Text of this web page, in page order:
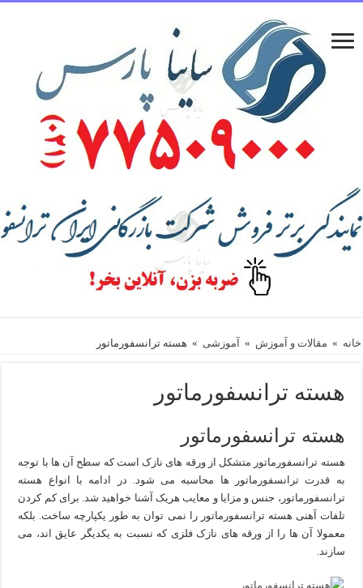
خانه » مقالات و آموزش » آموزشی » هسته ترانسفورماتور
هسته ترانسفورماتور
هسته ترانسفورماتور
هسته ترانسفورماتور متشکل از ورقه های نازک است که سطح آن ها با توجه
به قدرت ترانسفورماتور ها محاسبه می شود. در ادامه با انواع هسته
ترانسفورماتور، جنس و مزایا و معایب هریک آشنا خواهید شد. برای کم کردن
تلفات آهنی هسته ترانسفورماتور را نمی توان به طور یکپارچه ساخت. بلکه
معمولا آن ها را از ورقه های نازک فلزی که نسبت به یکدیگر عایق اند، می
سازند.